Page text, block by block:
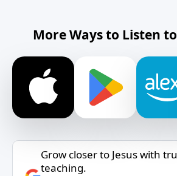
More Ways to Listen
Grow closer to Jesus with
teaching.